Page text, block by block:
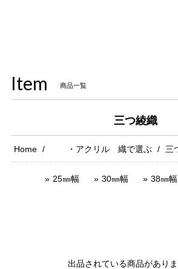
Item 商品一覧
三つ綾織
Home ・アクリル 織で選ぶ 三
25㎜幅 30㎜幅 38㎜幅
出品されている商品がありま